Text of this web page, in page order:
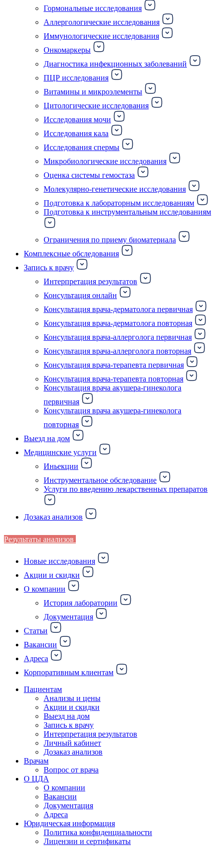
Гормональные исследования
Аллергологические исследования
Иммунологические исследования
Онкомаркеры
Диагностика инфекционных заболеваний
ПЦР исследования
Витамины и микроэлементы
Цитологические исследования
Исследования мочи
Исследования кала
Исследования спермы
Микробиологические исследования
Оценка системы гемостаза
Молекулярно-генетические исследования
Подготовка к лабораторным исследованиям
Подготовка к инструментальным исследованиям
Ограничения по приему биоматериала
Комплексные обследования
Запись к врачу
Интерпретация результатов
Консультация онлайн
Консультация врача-дерматолога первичная
Консультация врача-дерматолога повторная
Консультация врача-аллерголога первичная
Консультация врача-аллерголога повторная
Консультация врача-терапевта первичная
Консультация врача-терапевта повторная
Консультация врача акушера-гинеколога
первичная
Консультация врача акушера-гинеколога
повторная
Выезд на дом
Медицинские услуги
Иньекции
Инструментальное обследование
Услуги по введению лекарственных препаратов
Дозаказ анализов
Результаты анализов
Новые исследования
Акции и скидки
О компании
История лаборатории
Документация
Статьи
Вакансии
Адреса
Корпоративным клиентам
Пациентам
Анализы и цены
Акции и скидки
Выезд на дом
Запись к врачу
Интерпретация результатов
Личный кабинет
Дозаказ анализов
Врачам
Вопрос от врача
О ЦДА
О компании
Вакансии
Документация
Адреса
Юридическая информация
Политика конфиденциальности
Лицензии и сертификаты